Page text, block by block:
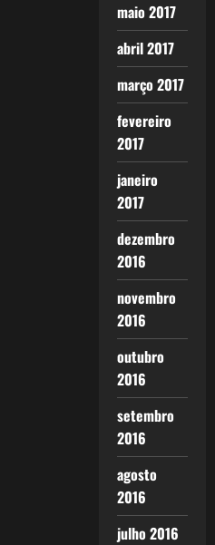
maio 2017
abril 2017
março 2017
fevereiro
2017
janeiro
2017
dezembro
2016
novembro
2016
outubro
2016
setembro
2016
agosto
2016
julho 2016